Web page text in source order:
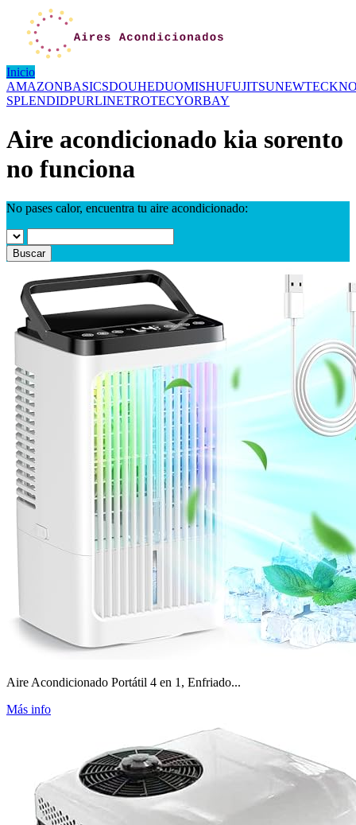
Inicio
AMAZONBASICSDOUHEDUOMISHUFUJITSUNEWTECK
SPLENDIDPURLINETROTECYORBAY
Aire acondicionado kia sorento
no funciona
No pases calor, encuentra tu aire acondicionado:
Buscar
Aire Acondicionado Portátil 4 en 1, Enfriado...
Más info